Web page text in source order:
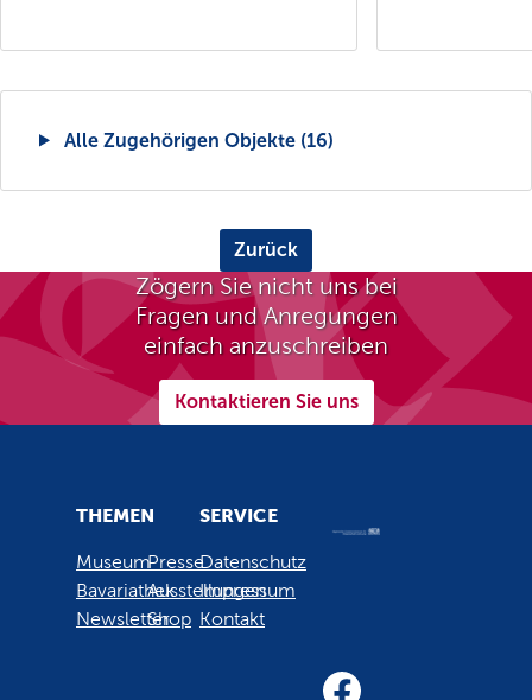
Alle Zugehörigen Objekte (16)
Zurück
Zögern Sie nicht uns bei
Fragen und Anregungen
einfach anzuschreiben
Kontaktieren Sie uns
THEMEN
Museum
Bavariathek
Newsletter
Presse
Ausstellungen
Shop
SERVICE
Datenschutz
Impressum
Kontakt